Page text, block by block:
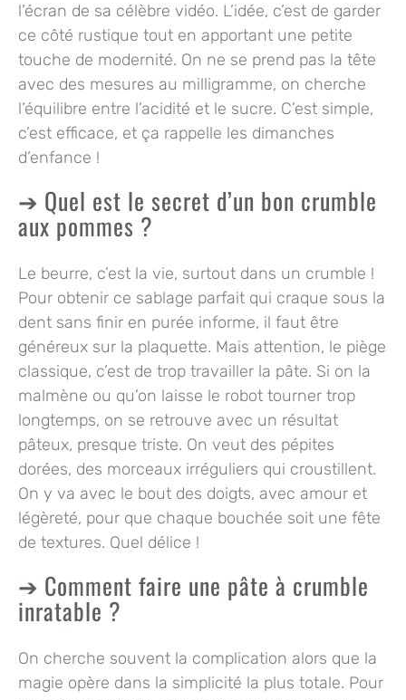
l’écran de sa célèbre vidéo. L’idée, c’est de garder
ce côté rustique tout en apportant une petite
touche de modernité. On ne se prend pas la tête
avec des mesures au milligramme, on cherche
l’équilibre entre l’acidité et le sucre. C’est simple,
c’est efficace, et ça rappelle les dimanches
d’enfance !
Quel est le secret d’un bon crumble
aux pommes ?
Le beurre, c’est la vie, surtout dans un crumble !
Pour obtenir ce sablage parfait qui craque sous la
dent sans finir en purée informe, il faut être
généreux sur la plaquette. Mais attention, le piège
classique, c’est de trop travailler la pâte. Si on la
malmène ou qu’on laisse le robot tourner trop
longtemps, on se retrouve avec un résultat
pâteux, presque triste. On veut des pépites
dorées, des morceaux irréguliers qui croustillent.
On y va avec le bout des doigts, avec amour et
légèreté, pour que chaque bouchée soit une fête
de textures. Quel délice !
Comment faire une pâte à crumble
inratable ?
On cherche souvent la complication alors que la
magie opère dans la simplicité la plus totale. Pour